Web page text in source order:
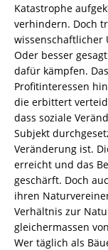
Katastrophe
verhindern. Doch
wissenschaftlicher
Oder besser
dafür kämpfen.
Profitinteressen
die erbittert
dass soziale
Subjekt
Veränderung ist.
erreicht und das
geschärft. Doch
ihren
Verhältnis zur
gleichermassen
Wer täglich als